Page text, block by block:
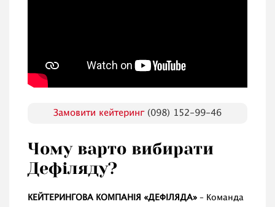
Замовити кейтеринг (098) 152-99-46
Чому варто вибирати
Дефіляду?
КЕЙТЕРИНГОВА КОМПАНІЯ «ДЕФІЛЯДА» – Команда